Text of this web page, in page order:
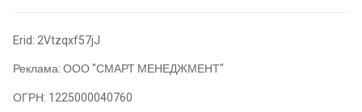
Erid: 2Vtzqxf57jJ
Реклама: ООО "СМАРТ МЕНЕДЖМЕНТ"
ОГРН: 1225000040760